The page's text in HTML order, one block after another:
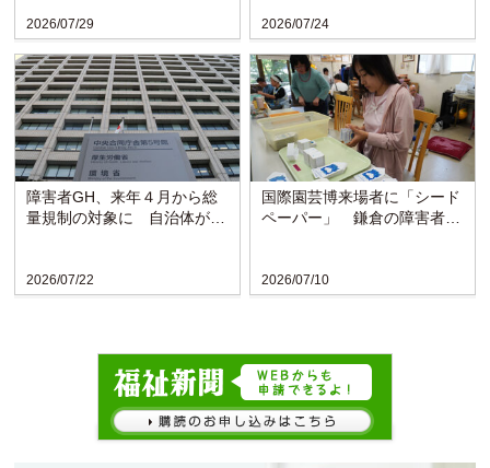
2026/07/29 2026/07/24
2026/07/22
障害者GH、来年４月から総
量規制の対象に 自治体がサ
2026/07/10
国際園芸博来場者に「シード
ペーパー」 鎌倉の障害者施